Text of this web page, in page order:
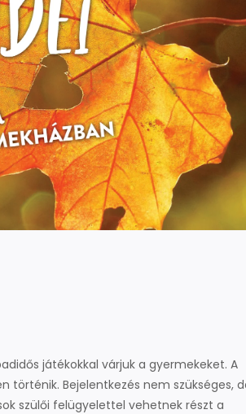
játékokkal várjuk a gyermekeket. A
történik. Bejelentkezés nem szükséges,
szülői felügyelettel vehetnek részt a